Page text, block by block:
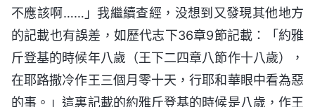
不應該啊……」我繼續查經，没想到又發現其他地方
的記載也有誤差，如歷代志下36章9節記載：「約雅
斤登基的時候年八歲（王下二四章八節作十八歲），
在耶路撒冷作王三個月零十天，行耶和華眼中看為惡
的事。」這裏記載的約雅斤登基的時候是八歲，作王